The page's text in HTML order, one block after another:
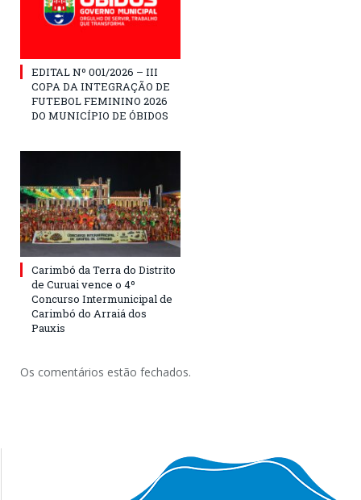
EDITAL Nº 001/2026 – III
COPA DA INTEGRAÇÃO DE
FUTEBOL FEMININO 2026
DO MUNICÍPIO DE ÓBIDOS
Carimbó da Terra do Distrito
de Curuai vence o 4º
Concurso Intermunicipal de
Carimbó do Arraiá dos
Pauxis
Os comentários estão fechados.